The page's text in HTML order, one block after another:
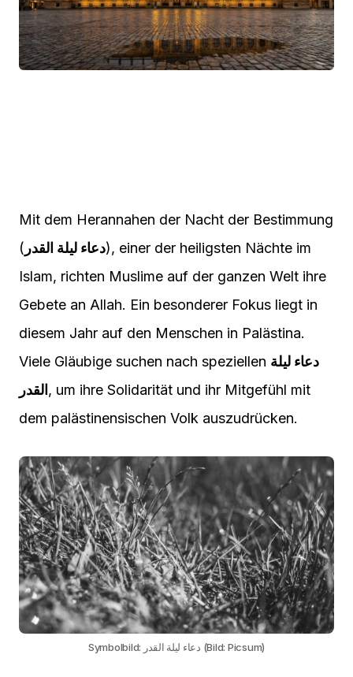
Mit dem Herannahen der Nacht der Bestimmung
( دعاء ليلة القدر), einer der heiligsten Nächte im
Islam, richten Muslime auf der ganzen Welt ihre
Gebete an Allah. Ein besonderer Fokus liegt in
diesem Jahr auf den Menschen in Palästina.
Viele Gläubige suchen nach speziellen دعاء ليلة
القدر , um ihre Solidarität und ihr Mitgefühl mit
dem palästinensischen Volk auszudrücken.
Symbolbild: دعاء ليلة القدر (Bild: Picsum)